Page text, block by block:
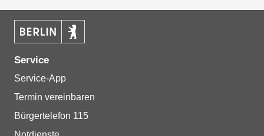
Service
Service-App
Termin vereinbaren
Bürgertelefon 115